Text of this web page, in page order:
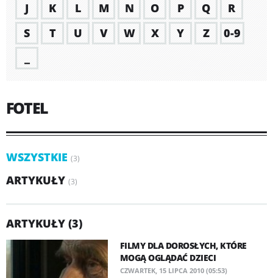
J
K L M N O P Q
R
S
T U V W X Y Z
0-9
FOTEL
WSZYSTKIE (3)
ARTYKUŁY (3)
ARTYKUŁY (3)
FILMY DLA DOROSŁYCH, KTÓRE
MOGĄ OGLĄDAĆ DZIECI
CZWARTEK, 15 LIPCA 2010 (05:53)